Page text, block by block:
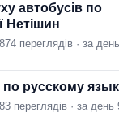
автобусів по
Нетішин
переглядів · за
по русскому
переглядів · за день